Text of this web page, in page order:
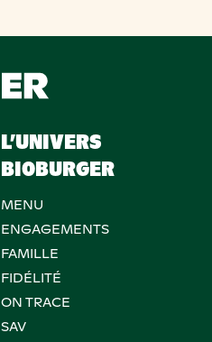
L’UNIVERS
BIOBURGER
MENU
ENGAGEMENTS
FAMILLE
FIDÉLITÉ
ON TRACE
SAV